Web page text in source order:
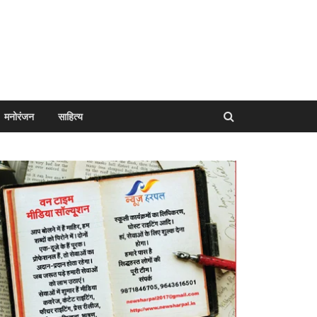
मनोरंजन साहित्य